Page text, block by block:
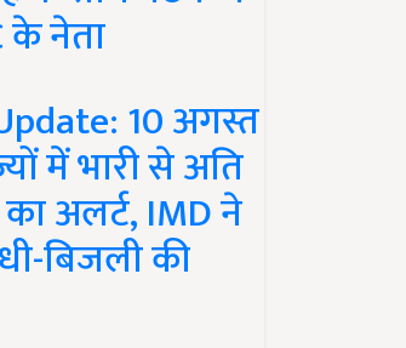
के नेता
10 अगस्त
में भारी से अति
का अलर्ट, IMD ने
बिजली की